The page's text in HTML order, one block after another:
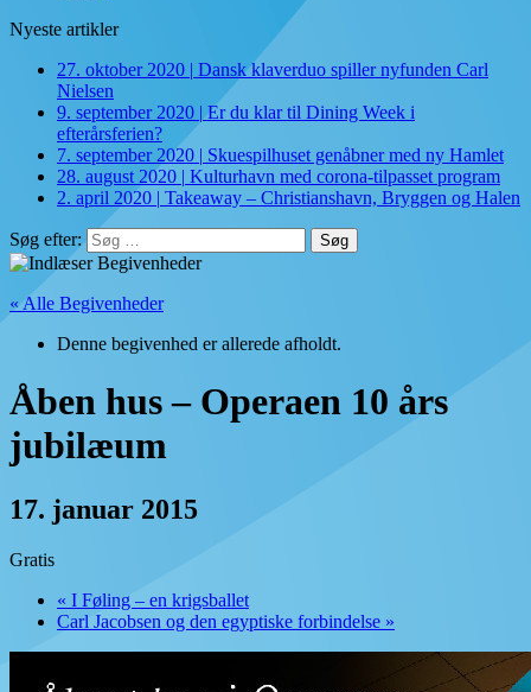
Nyeste artikler
27. oktober 2020 | Dansk klaverduo spiller nyfunden Carl
Nielsen
9. september 2020 | Er du klar til Dining Week i
efterårsferien?
7. september 2020 | Skuespilhuset genåbner med ny Hamlet
28. august 2020 | Kulturhavn med corona-tilpasset program
2. april 2020 | Takeaway – Christianshavn, Bryggen og Halen
Søg efter:
« Alle Begivenheder
Denne begivenhed er allerede afholdt.
Åben hus – Operaen 10 års
jubilæum
17. januar 2015
Gratis
« I Føling – en krigsballet
Carl Jacobsen og den egyptiske forbindelse »